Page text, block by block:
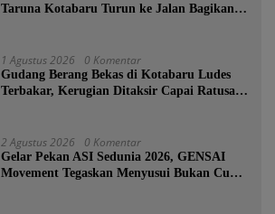
Taruna Kotabaru Turun ke Jalan Bagikan
1 Agustus 2026 0 Komentar
Gudang Berang Bekas di Kotabaru Ludes
Terbakar, Kerugian Ditaksir Capai Ratusan
2 Agustus 2026 0 Komentar
Gelar Pekan ASI Sedunia 2026, GENSAI
Movement Tegaskan Menyusui Bukan Cuma